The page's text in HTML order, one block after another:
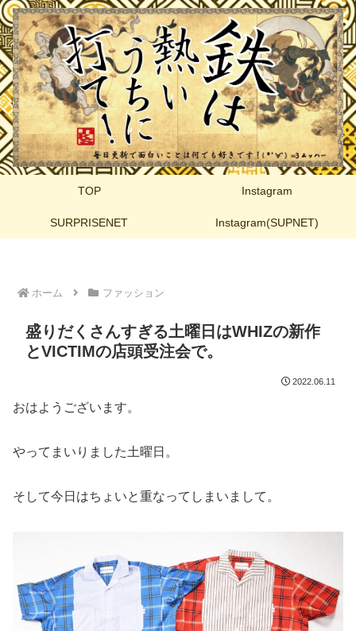
TOP Instagram
SURPRISENET Instagram(SUPNET)
ホーム ファッション
盛りだくさんすぎる土曜日はWHIZの新作
とVICTIMの店頭受注会で。
2022.06.11
おはようございます。
やってまいりました土曜日。
そして今日はちょいと重なってしまいまして。